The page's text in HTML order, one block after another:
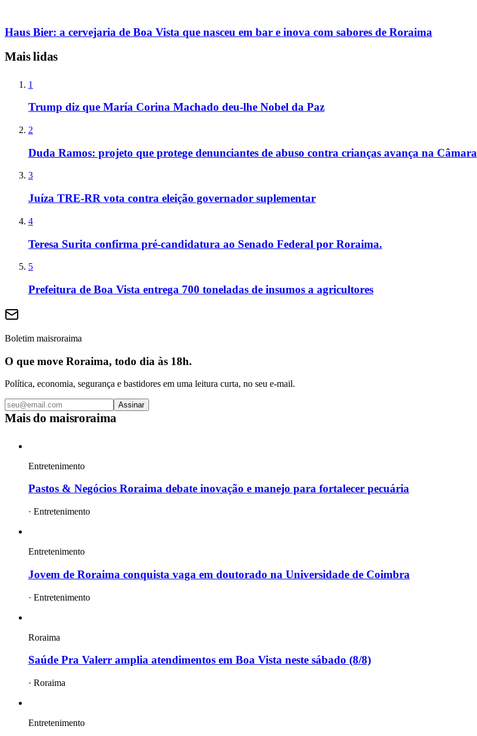
Haus Bier: a cervejaria de Boa Vista que nasceu em bar e inova com sabores de Roraima
Mais lidas
1
Trump diz que María Corina Machado deu-lhe Nobel da Paz
2
Duda Ramos: projeto que protege denunciantes de abuso contra crianças avança na Câmara
3
Juíza TRE-RR vota contra eleição governador suplementar
4
Teresa Surita confirma pré-candidatura ao Senado Federal por Roraima.
5
Prefeitura de Boa Vista entrega 700 toneladas de insumos a agricultores
Boletim maisroraima
O que move Roraima, todo dia às 18h.
Política, economia, segurança e bastidores em uma leitura curta, no seu e-mail.
Assinar
Mais do maisroraima
Entretenimento
Pastos & Negócios Roraima debate inovação e manejo para fortalecer pecuária
· Entretenimento
Entretenimento
Jovem de Roraima conquista vaga em doutorado na Universidade de Coimbra
· Entretenimento
Roraima
Saúde Pra Valerr amplia atendimentos em Boa Vista neste sábado (8/8)
· Roraima
Entretenimento